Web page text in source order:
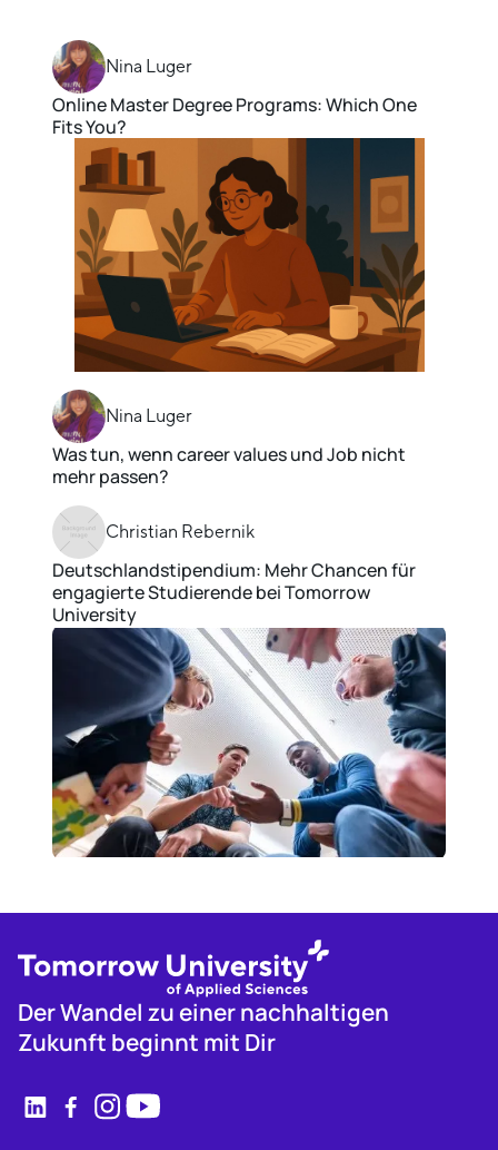
Nina Luger
Online Master Degree Programs: Which One
Fits You?
Nina Luger
Was tun, wenn career values und Job nicht
mehr passen?
Christian Rebernik
Deutschlandstipendium: Mehr Chancen für
engagierte Studierende bei Tomorrow
University
Der Wandel zu einer nachhaltigen
Zukunft beginnt mit Dir